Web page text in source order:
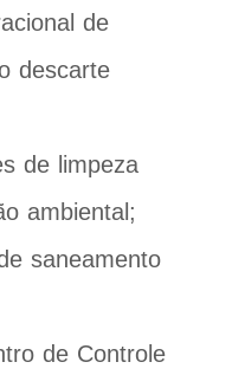
de
descarte
de limpeza
ambiental;
saneamento
de Controle